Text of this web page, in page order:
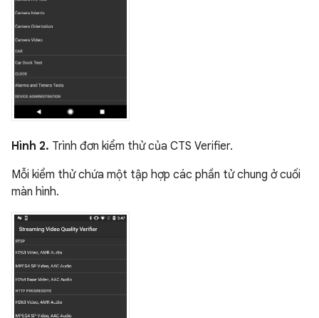
Hình 2. Trình đơn kiểm thử của CTS Verifier.
Mỗi kiểm thử chứa một tập hợp các phần tử chung ở cuối
màn hình.